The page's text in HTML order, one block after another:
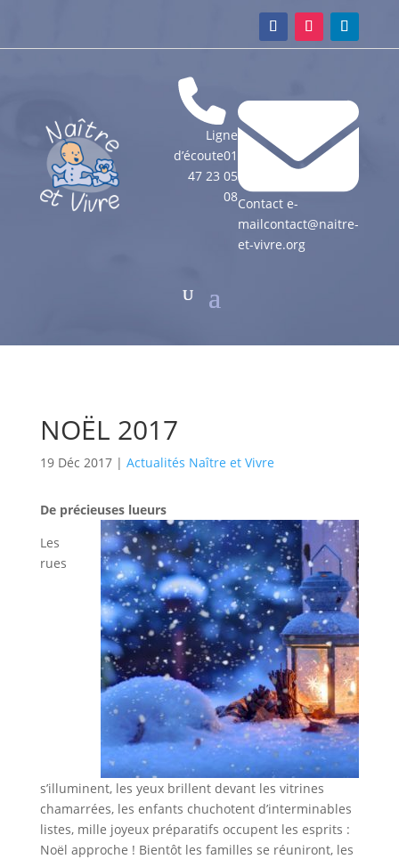
Ligne
d’écoute01
47 23 05
08Contact e-
mailcontact@naitre-
et-vivre.org
NOËL 2017
19 Déc 2017| Actualités Naître et Vivre
De précieuses lueurs
Les
rues
s’illuminent, les yeux brillent devant les vitrines
chamarrées, les enfants chuchotent d’interminables
listes, mille joyeux préparatifs occupent les esprits :
Noël approche ! Bientôt les familles se réuniront, les